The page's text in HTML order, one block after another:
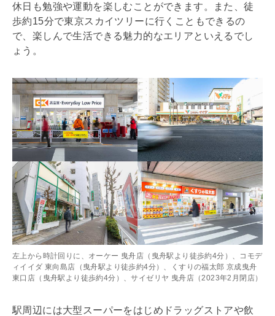
休日も勉強や運動を楽しむことができます。また、徒
歩約15分で東京スカイツリーに行くこともできるの
で、楽しんで生活できる魅力的なエリアといえるでし
ょう。
左上から時計回りに、オーケー 曳舟店（曳舟駅より徒歩約4分）、コモデ
ィイイダ 東向島店（曳舟駅より徒歩約4分）、くすりの福太郎 京成曳舟
東口店（曳舟駅より徒歩約4分）、サイゼリヤ 曳舟店（2023年2月閉店）
駅周辺には大型スーパーをはじめドラッグストアや飲